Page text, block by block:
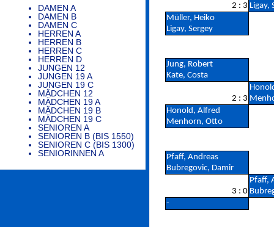
DAMEN A
DAMEN B
DAMEN C
HERREN A
HERREN B
HERREN C
HERREN D
JUNGEN 12
JUNGEN 19 A
JUNGEN 19 C
MÄDCHEN 12
MÄDCHEN 19 A
MÄDCHEN 19 B
MÄDCHEN 19 C
SENIOREN A
SENIOREN B (BIS 1550)
SENIOREN C (BIS 1300)
SENIORINNEN A
2 : 3 Ligay,
Müller, Heiko
Ligay, Sergey
Jung, Robert
Kate, Costa
2 : 3
Honold, Alfred
Menhorn, Otto
Pfaff, Andreas
Bubregovic, Damir
3 : 0
Pfaff,
-